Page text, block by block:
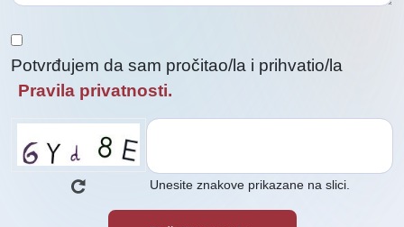
Potvrđujem da sam pročitao/la i prihvatio/la
Pravila privatnosti.
Unesite znakove prikazane na slici.